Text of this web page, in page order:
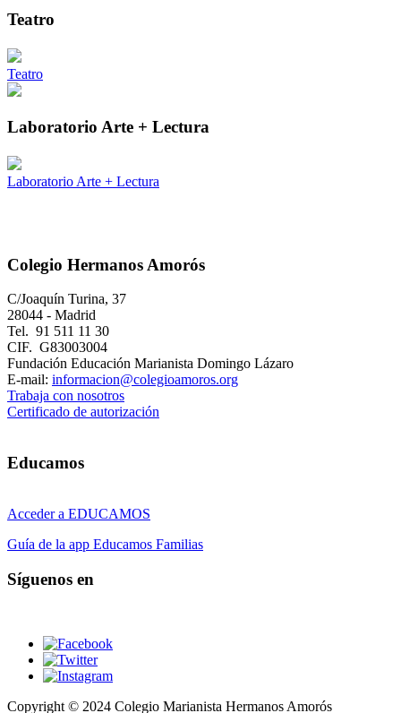
Teatro
Teatro
Laboratorio Arte + Lectura
Laboratorio Arte + Lectura
Colegio Hermanos Amorós
C/Joaquín Turina, 37
28044 - Madrid
Tel. 91 511 11 30
CIF. G83003004
Fundación Educación Marianista Domingo Lázaro
E-mail: informacion@colegioamoros.org
Trabaja con nosotros
Certificado de autorización
Educamos
Acceder a EDUCAMOS
Guía de la app Educamos Familias
Síguenos en
Copyright © 2024 Colegio Marianista Hermanos Amorós